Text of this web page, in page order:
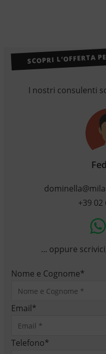
SCOPRI L’OFFERTA
I nostri consulenti
+39 02
... oppure
Nome e Cognome*
Email*
Telefono*